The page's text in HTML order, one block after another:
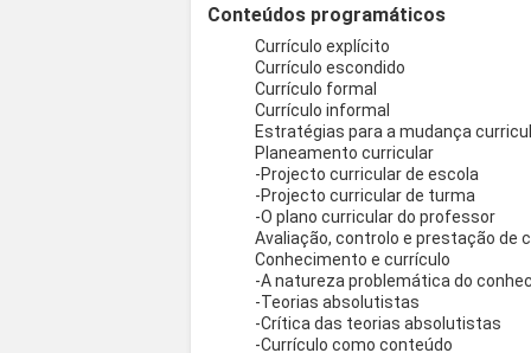
Conteúdos programáticos
Currículo explícito
Currículo escondido
Currículo formal
Currículo informal
Estratégias para a mudança
Planeamento curricular
-Projecto curricular de escola
-Projecto curricular de turma
-O plano curricular do professor
Avaliação, controlo e prestação de
Conhecimento e currículo
-A natureza problemática do
-Teorias absolutistas
-Crítica das teorias absolutistas
-Currículo como conteúdo